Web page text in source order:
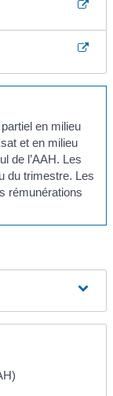
en milieu
et en milieu
de l’AAH. Les
du trimestre. Les
rémunérations